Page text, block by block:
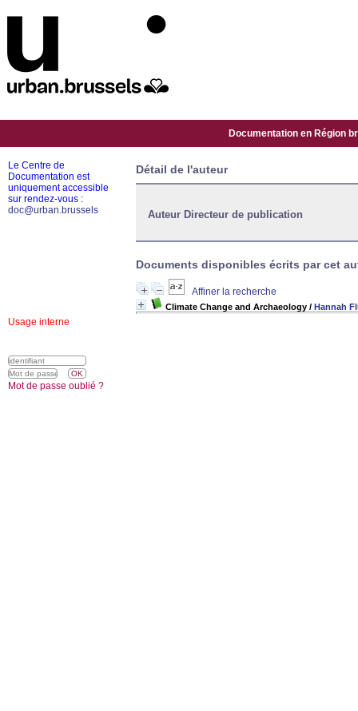
Documentation en Région
Détail de l'auteur
Auteur Directeur de publication
Documents disponibles écrits par cet
Affiner la recherche
Climate Change and Archaeology / Hannah
Le Centre de
Documentation est
uniquement accessible
sur rendez-vous :
doc@urban.brussels
Usage interne
Mot de passe oublié ?